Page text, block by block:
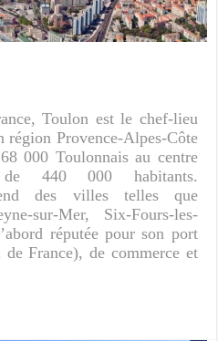
Toulon est le chef-lieu
région Provence-Alpes-Côte
000 Toulonnais au centre
de 440 000 habitants.
des villes telles que
sur-Mer, Six-Fours-les-
réputée pour son port
France), de commerce et